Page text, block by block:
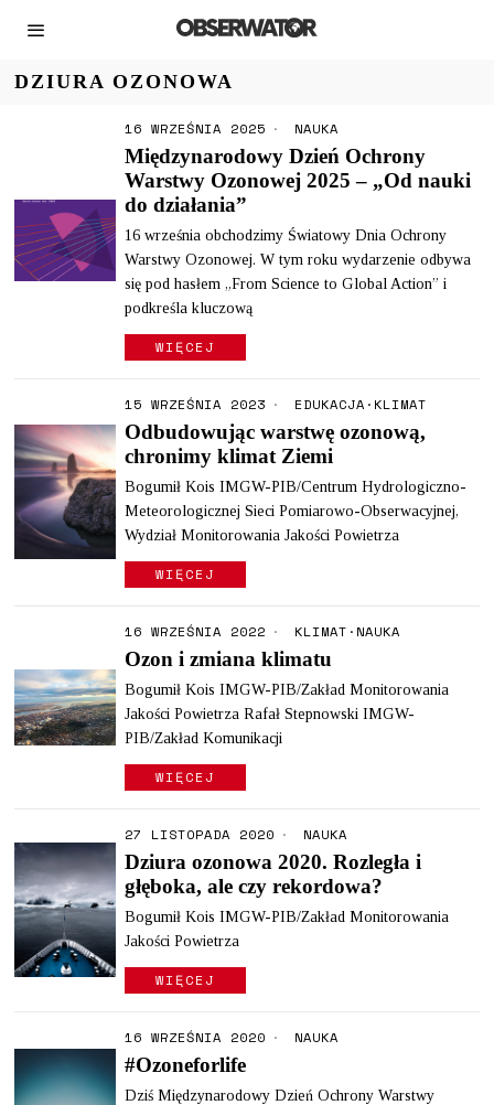
DZIURA OZONOWA
16 WRZEŚNIA 2025 NAUKA
Międzynarodowy Dzień Ochrony
Warstwy Ozonowej 2025 – „Od nauki
do działania”
16 września obchodzimy Światowy Dnia Ochrony
Warstwy Ozonowej. W tym roku wydarzenie odbywa
się pod hasłem „From Science to Global Action” i
podkreśla kluczową
WIĘCEJ
15 WRZEŚNIA 2023 EDUKACJA · KLIMAT
Odbudowując warstwę ozonową,
chronimy klimat Ziemi
Bogumił Kois IMGW-PIB/Centrum Hydrologiczno-
Meteorologicznej Sieci Pomiarowo-Obserwacyjnej,
Wydział Monitorowania Jakości Powietrza
WIĘCEJ
16 WRZEŚNIA 2022 KLIMAT · NAUKA
Ozon i zmiana klimatu
Bogumił Kois IMGW-PIB/Zakład Monitorowania
Jakości Powietrza Rafał Stepnowski IMGW-
PIB/Zakład Komunikacji
WIĘCEJ
27 LISTOPADA 2020 NAUKA
Dziura ozonowa 2020. Rozległa i
głęboka, ale czy rekordowa?
Bogumił Kois IMGW-PIB/Zakład Monitorowania
Jakości Powietrza
WIĘCEJ
16 WRZEŚNIA 2020 NAUKA
#Ozoneforlife
Dziś Międzynarodowy Dzień Ochrony Warstwy